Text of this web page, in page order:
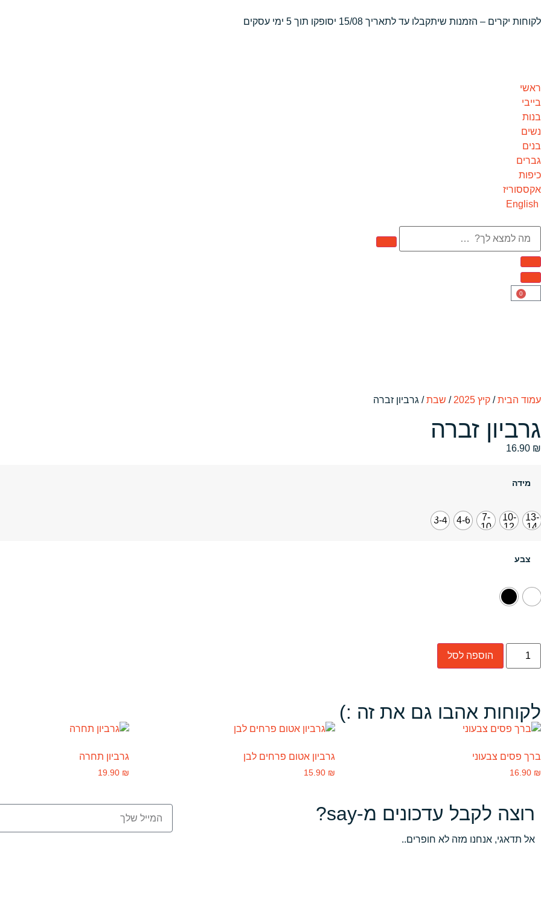
לקוחות יקרים – הזמנות שיתקבלו עד לתאריך 15/08 יסופקו תוך 5 ימי עסקים
ראשי
בייבי
בנות
נשים
בנים
גברים
כיפות
אקססוריז
English
0
עמוד הבית/ קיץ 2025 / שבת/ גרביון זברה
גרביון זברה
16.90 ₪
מידה
13-
14
10-
12
7-
10
4-6
3-4
צבע
הוספה לסל
לקוחות אהבו גם את זה :)
ברך פסים צבעוני
16.90 ₪
גרביון אטום פרחים לבן
15.90 ₪
גרביון תחרה
19.90 ₪
רוצה לקבל עדכונים מ-say?
אל תדאגי, אנחנו מזה לא חופרים..